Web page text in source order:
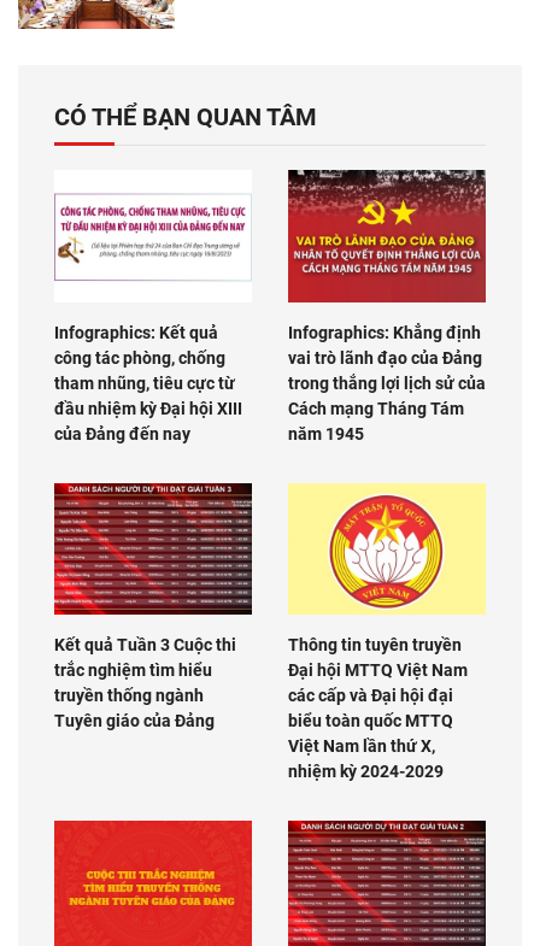
CÓ THỂ BẠN QUAN TÂM
Infographics: Kết quả
công tác phòng, chống
tham nhũng, tiêu cực từ
đầu nhiệm kỳ Đại hội XIII
của Đảng đến nay
Infographics: Khẳng định
vai trò lãnh đạo của Đảng
trong thắng lợi lịch sử của
Cách mạng Tháng Tám
năm 1945
Kết quả Tuần 3 Cuộc thi
trắc nghiệm tìm hiểu
truyền thống ngành
Tuyên giáo của Đảng
Thông tin tuyên truyền
Đại hội MTTQ Việt Nam
các cấp và Đại hội đại
biểu toàn quốc MTTQ
Việt Nam lần thứ X,
nhiệm kỳ 2024-2029